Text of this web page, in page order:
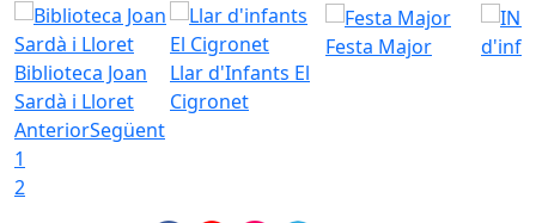
Biblioteca Joan
Sardà i Lloret
Llar d'Infants El
Cigronet
Festa Major
AnteriorSegüent
1
2